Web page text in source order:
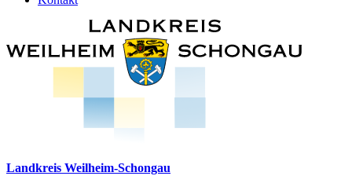
Landkreis Weilheim-Schongau